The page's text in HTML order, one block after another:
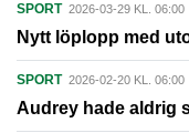
SPORT 2026-03-29 KL. 06:00
Nytt löplopp med
SPORT 2026-02-20 KL. 06:00
Audrey hade aldrig